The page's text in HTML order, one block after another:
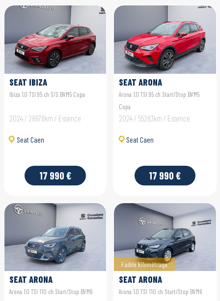
SEAT IBIZA
Ibiza 1.0 TSI 95 ch S/S BVM5 Copa
2024 / 28678km / Essence
Seat Caen
17 990 €
SEAT ARONA
Arona 1.0 TSI 95 ch Start/Stop BVM5
Copa
2024 / 55283km / Essence
Seat Caen
17 990 €
SEAT ARONA
Arona 1.0 TSI 110 ch Start/Stop BVM6
Faible kilométrage
SEAT ARONA
Arona 1.0 TSI 110 ch Start/Stop BVM6